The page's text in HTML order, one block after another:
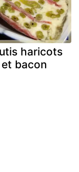
haricots
bacon